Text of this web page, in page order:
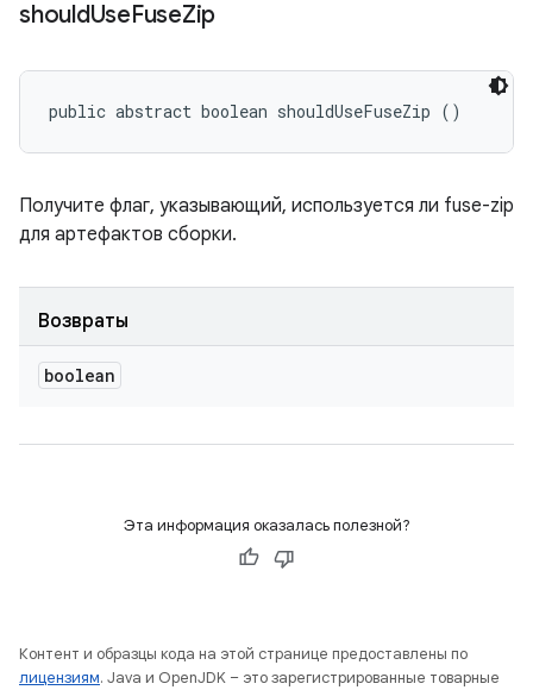
shouldUseFuseZip
public abstract boolean shouldUseFuseZip ()
Получите флаг, указывающий, используется ли fuse-zip
для артефактов сборки.
Возвраты
boolean
Эта информация оказалась полезной?
Контент и образцы кода на этой странице предоставлены по
лицензиям. Java и OpenJDK – это зарегистрированные товарные